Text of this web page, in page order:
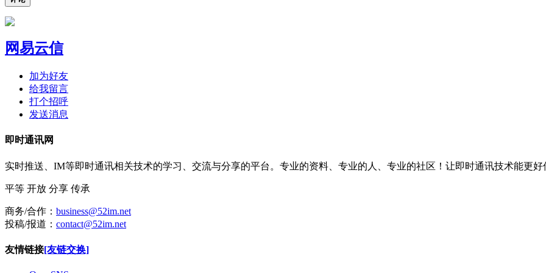
网易云信
加为好友
给我留言
打个招呼
发送消息
即时通讯网
实时推送、IM等即时通讯相关技术的学习、交流与分享的平台。专业的资料、专业的人、专业的社区！让即时通讯技术能更好
平等 开放 分享 传承
商务/合作： business@52im.net
投稿/报道： contact@52im.net
友情链接[友链交换]